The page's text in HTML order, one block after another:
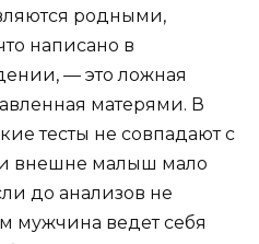
родными,
написано в
— это ложная
матерями. В
тесты не совпадают с
и внешне малыш мало
до анализов не
мужчина ведет себя